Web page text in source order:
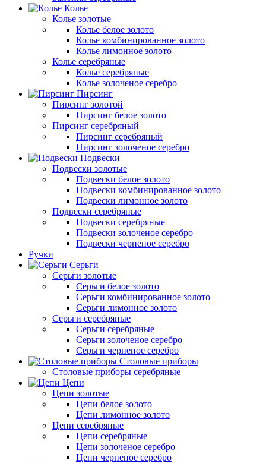
Колье
Колье золотые
Колье белое золото
Колье комбинированное золото
Колье лимонное золото
Колье серебряные
Колье серебряные
Колье золоченое серебро
Пирсинг
Пирсинг золотой
Пирсинг белое золото
Пирсинг серебряный
Пирсинг серебряный
Пирсинг золоченое серебро
Подвески
Подвески золотые
Подвески белое золото
Подвески комбинированное золото
Подвески лимонное золото
Подвески серебряные
Подвески серебряные
Подвески золоченое серебро
Подвески черненое серебро
Ручки
Серьги
Серьги золотые
Серьги белое золото
Серьги комбинированное золото
Серьги лимонное золото
Серьги серебряные
Серьги серебряные
Серьги золоченое серебро
Серьги черненое серебро
Столовые приборы
Столовые приборы серебряные
Цепи
Цепи золотые
Цепи белое золото
Цепи лимонное золото
Цепи серебряные
Цепи серебряные
Цепи золоченое серебро
Цепи черненое серебро